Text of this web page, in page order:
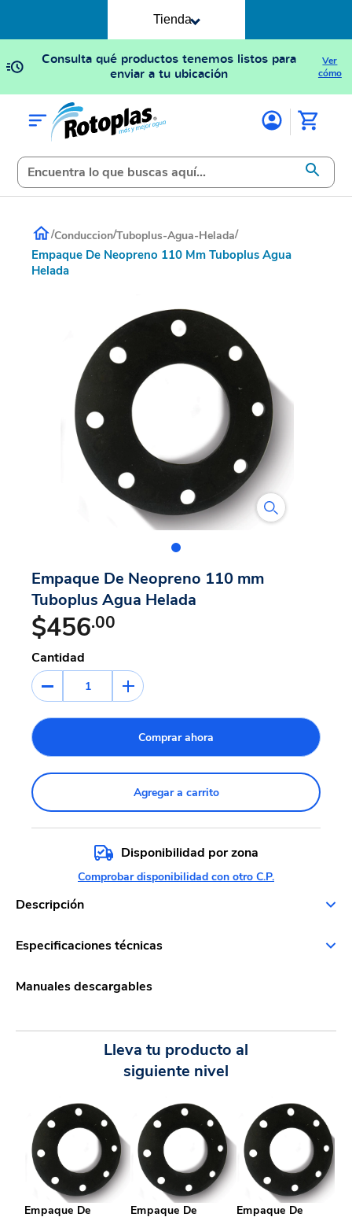
Tienda
Consulta qué productos tenemos listos para
enviar a tu ubicación
Ver
cómo
/Conduccion/Tuboplus-Agua-Helada/
Empaque De Neopreno 110 Mm Tuboplus Agua
Helada
Empaque De Neopreno 110 mm
Tuboplus Agua Helada
$456.00
Cantidad
1
Comprar ahora
Agregar a carrito
Disponibilidad por zona
Comprobar disponibilidad con otro C.P.
Descripción
Especificaciones técnicas
Manuales descargables
Lleva tu producto al
siguiente nivel
Empaque De Empaque De Empaque De